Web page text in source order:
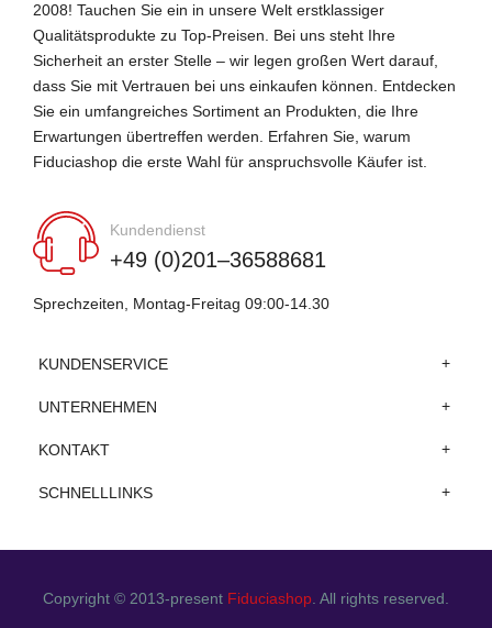
2008! Tauchen Sie ein in unsere Welt erstklassiger
Qualitätsprodukte zu Top-Preisen. Bei uns steht Ihre
Sicherheit an erster Stelle – wir legen großen Wert darauf,
dass Sie mit Vertrauen bei uns einkaufen können. Entdecken
Sie ein umfangreiches Sortiment an Produkten, die Ihre
Erwartungen übertreffen werden. Erfahren Sie, warum
Fiduciashop die erste Wahl für anspruchsvolle Käufer ist.
Kundendienst
+49 (0)201–36588681
Sprechzeiten, Montag-Freitag 09:00-14.30
KUNDENSERVICE
UNTERNEHMEN
KONTAKT
SCHNELLLINKS
Copyright © 2013-present Fiduciashop . All rights reserved.